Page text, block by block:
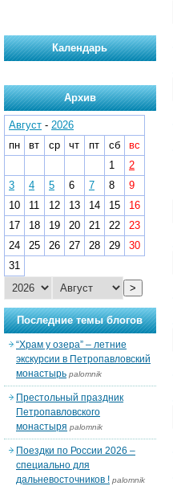
Календарь
Архив
Август - 2026
пн
вт ср чт пт сб
вс
1
2
3
4 5 6 7 8
9
10
11 12 13 14 15
16
17
18 19 20 21 22
23
24
25 26 27 28 29
30
31
>
Последние темы блогов
“Храм у озера” – летние
экскурсии в Петропавловский
монастырь palomnik
Престольный праздник
Петропавловского
монастыря palomnik
Поездки по России 2026 –
специально для
дальневосточников ! palomnik